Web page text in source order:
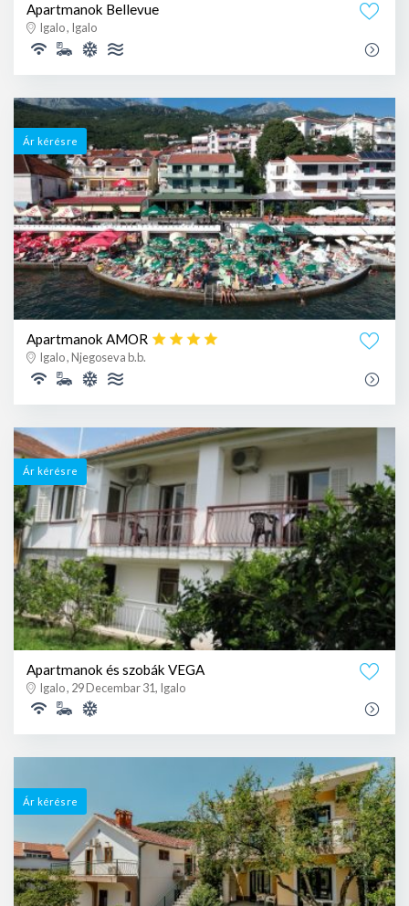
Apartmanok Bellevue
Igalo , Igalo
Ár kérésre
Apartmanok AMOR
Igalo , Njegoseva b.b.
Ár kérésre
Apartmanok és szobák VEGA
Igalo , 29 Decembar 31, Igalo
Ár kérésre